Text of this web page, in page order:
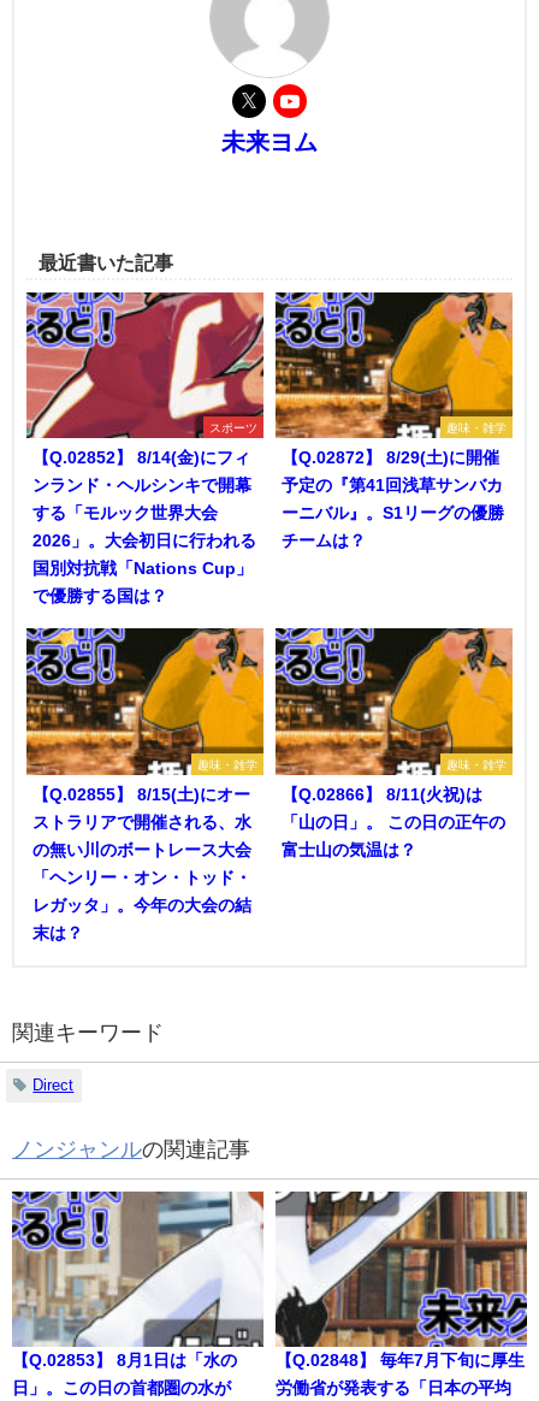
未来ヨム
最近書いた記事
スポーツ
【Q.02852】 8/14(金)にフィ
ンランド・ヘルシンキで開幕
する「モルック世界大会
2026」。大会初日に行われる
国別対抗戦「Nations Cup」
で優勝する国は？
趣味・雑学
【Q.02872】 8/29(土)に開催
予定の『第41回浅草サンバカ
ーニバル』。S1リーグの優勝
チームは？
趣味・雑学
【Q.02855】 8/15(土)にオー
ストラリアで開催される、水
の無い川のボートレース大会
「ヘンリー・オン・トッド・
レガッタ」。今年の大会の結
末は？
趣味・雑学
【Q.02866】 8/11(火祝)は
「山の日」。 この日の正午の
富士山の気温は？
関連キーワード
Direct
ノンジャンルの関連記事
【Q.02853】 8月1日は「水の
日」。この日の首都圏の水が
【Q.02848】 毎年7月下旬に厚生
労働省が発表する「日本の平均